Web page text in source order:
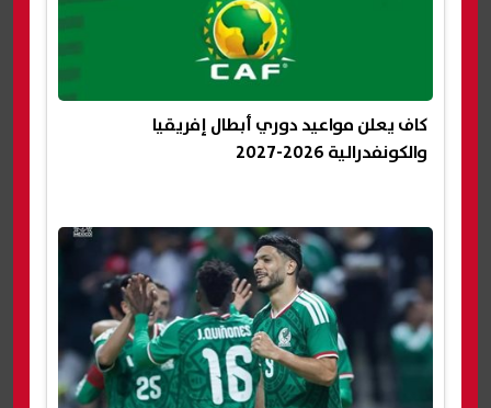
كاف يعلن مواعيد دوري أبطال إفريقيا
والكونفدرالية 2026-2027